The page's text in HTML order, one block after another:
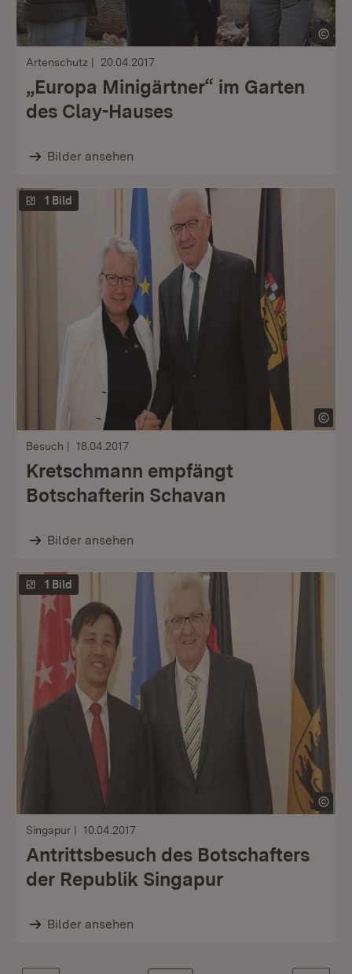
Artenschutz 20.04.2017
„Europa Minigärtner“ im Garten
des Clay-Hauses
Bilder ansehen
1 Bild
Besuch 18.04.2017
Kretschmann empfängt
Botschafterin Schavan
Bilder ansehen
1 Bild
Singapur 10.04.2017
Antrittsbesuch des Botschafters
der Republik Singapur
Bilder ansehen